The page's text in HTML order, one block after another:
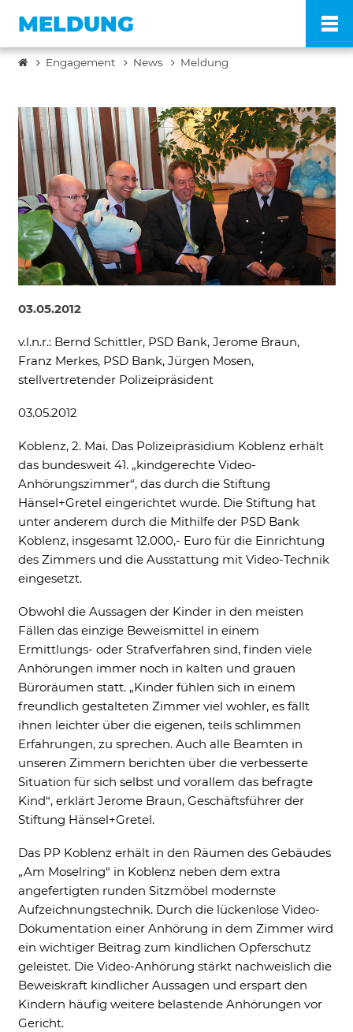
MELDUNG
Engagement News Meldung
03.05.2012
v.l.n.r.: Bernd Schittler, PSD Bank, Jerome Braun,
Franz Merkes, PSD Bank, Jürgen Mosen,
stellvertretender Polizeipräsident
03.05.2012
Koblenz, 2. Mai. Das Polizeipräsidium Koblenz erhält
das bundesweit 41. „kindgerechte Video-
Anhörungszimmer“, das durch die Stiftung
Hänsel+Gretel eingerichtet wurde. Die Stiftung hat
unter anderem durch die Mithilfe der PSD Bank
Koblenz, insgesamt 12.000,- Euro für die Einrichtung
des Zimmers und die Ausstattung mit Video-Technik
eingesetzt.
Obwohl die Aussagen der Kinder in den meisten
Fällen das einzige Beweismittel in einem
Ermittlungs- oder Strafverfahren sind, finden viele
Anhörungen immer noch in kalten und grauen
Büroräumen statt. „Kinder fühlen sich in einem
freundlich gestalteten Zimmer viel wohler, es fällt
ihnen leichter über die eigenen, teils schlimmen
Erfahrungen, zu sprechen. Auch alle Beamten in
unseren Zimmern berichten über die verbesserte
Situation für sich selbst und vorallem das befragte
Kind“, erklärt Jerome Braun, Geschäftsführer der
Stiftung Hänsel+Gretel.
Das PP Koblenz erhält in den Räumen des Gebäudes
„Am Moselring“ in Koblenz neben dem extra
angefertigten runden Sitzmöbel modernste
Aufzeichnungstechnik. Durch die lückenlose Video-
Dokumentation einer Anhörung in dem Zimmer wird
ein wichtiger Beitrag zum kindlichen Opferschutz
geleistet. Die Video-Anhörung stärkt nachweislich die
Beweiskraft kindlicher Aussagen und erspart den
Kindern häufig weitere belastende Anhörungen vor
Gericht.
Notwendig
Diese werden für die Grundfunktionen der
Website nutzbar zu machen sowie Zugriffe
auf sichere Bereiche unserer Website
ermöglichen.
Cookie Informationen anzeigen
External Content
Includes resources that make external
content available on the website. Such as
YouTube, Instagram or similar providers.
Marketing und Statistik
Marketing und Statistik Cookies werden
verwendet, um anonymes Tracking zu
aktivieren. Hierbei werden können
anonymisierte Daten an eventuelle
Drittanbieter weitergeleitet.